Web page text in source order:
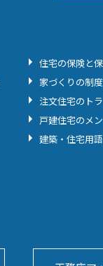
住宅の保険と
家づくりの制
注文住宅のト
戸建住宅のメ
建築・住宅用